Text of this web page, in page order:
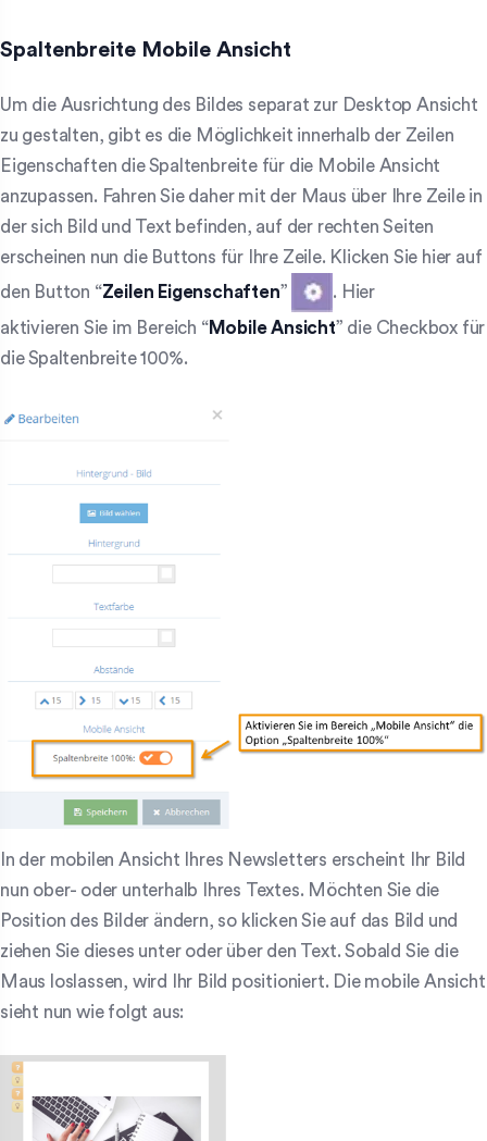
Spaltenbreite Mobile Ansicht
Um die Ausrichtung des Bildes separat zur Desktop Ansicht
zu gestalten, gibt es die Möglichkeit innerhalb der Zeilen
Eigenschaften die Spaltenbreite für die Mobile Ansicht
anzupassen. Fahren Sie daher mit der Maus über Ihre Zeile in
der sich Bild und Text befinden, auf der rechten Seiten
erscheinen nun die Buttons für Ihre Zeile. Klicken Sie hier auf
den Button “Zeilen Eigenschaften”
. Hier
aktivieren Sie im Bereich “Mobile Ansicht” die Checkbox für
die Spaltenbreite 100%.
In der mobilen Ansicht Ihres Newsletters erscheint Ihr Bild
nun ober- oder unterhalb Ihres Textes. Möchten Sie die
Position des Bilder ändern, so klicken Sie auf das Bild und
ziehen Sie dieses unter oder über den Text. Sobald Sie die
Maus loslassen, wird Ihr Bild positioniert. Die mobile Ansicht
sieht nun wie folgt aus: